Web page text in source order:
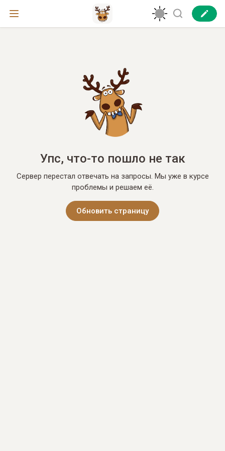
Упс, что-то пошло не так
Сервер перестал отвечать на запросы. Мы уже в курсе
проблемы и решаем её.
Обновить страницу